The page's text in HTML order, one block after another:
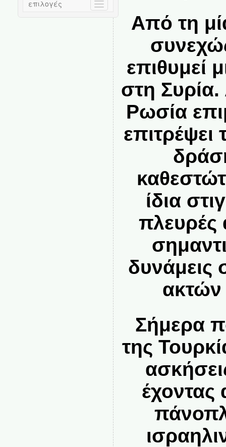
Από τη
επιθυμεί
στη
Ρωσία
επιτρέψει
ίδια
δυνάμεις
ακτών
Σήμερα
της
έχοντας